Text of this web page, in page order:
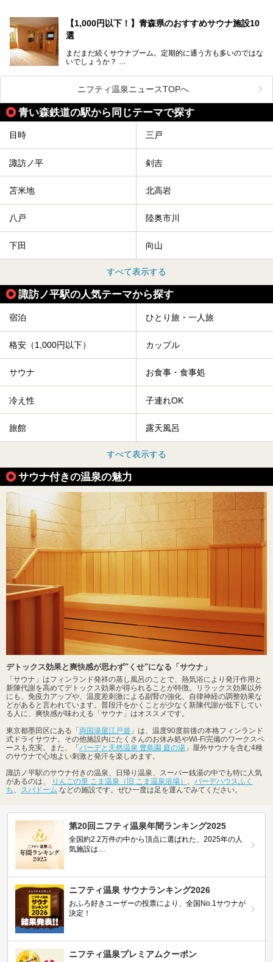
か？
【1,000円以下！】青森県のおすすめサウナ施設10
選
まだまだ続くサウナブーム。定期的に通う方も多いのではな
いでしょうか？
そこでコスパ抜群！1,000円以下でサウナを楽しめる施設を
紹介します。
格安でも充実の施設でサウナを楽しみませんか？
今回は青森県にある1,000円以下のおすすめサウナ施設を紹
ニフティ温泉ニュースTOPへ
青い森鉄道の駅から同じテーマで探す
目時 三戸
諏訪ノ平 剣吉
苫米地 北高岩
八戸 陸奥市川
下田 向山
すべて表示する
諏訪ノ平駅の人気テーマから探す
宿泊 ひとり旅・一人旅
格安（1,000円以下） カップル
サウナ お食事・食事処
冷え性 子連れOK
旅館 露天風呂
すべて表示する
サウナ付きの温泉の魅力
デトックス効果と爽快感が思わず"くせ"になる「サウナ」
「サウナ」はフィンランド発祥の蒸し風呂のことで、熱気浴により発汗作用と
新陳代謝を高めてデトックス効果が得られることが特徴。リラックス効果以外
にも、免疫力アップや、温度差刺激による副腎の強化、自律神経の調整効果な
どがあると言われています。普段汗をかくことが少なく新陳代謝が低下してい
る人に、爽快感が味わえる「サウナ」はオススメです。
東京都墨田区にある「 両国湯屋江戸遊 」は、温度90度前後の本格フィンランド
式ドライサウナ。その他施設内にたくさんのお休み処やWi-Fi完備のワークスペ
ースも充実。また、「 バーデと天然温泉 豊島園 庭の湯 」屋外サウナを含む4種
のサウナで心地よい刺激と発汗を楽しめます。
諏訪ノ平駅のサウナ付きの温泉、日帰り温泉、スーパー銭湯の中でも特に人気
があるのは、
りんごの里 こま温泉（旧 こま温泉浴場） 、 バーデハウスふく
ち、 スパドーム などの施設です。ぜひ一度は足を運んでみてください。
第20回ニフティ温泉年間ランキング2025
全国約2.2万件の中から頂点に選ばれた、2025年の人
気施設は…
ニフティ温泉 サウナランキング2026
おふろ好きユーザーの投票により、全国No.1サウナが
決定！
ニフティ温泉プレミアムクーポン